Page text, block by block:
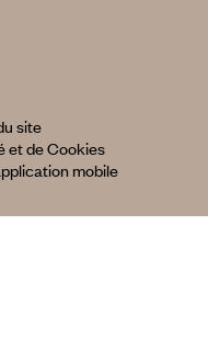
site
et de Cookies
mobile